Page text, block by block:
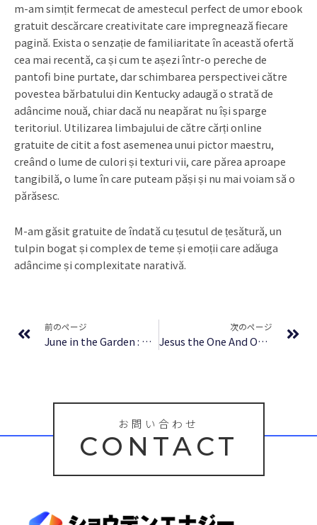
m-am simțit fermecat de amestecul perfect de umor ebook
gratuit descărcare creativitate care impregnează fiecare
pagină. Exista o senzație de familiaritate în această ofertă
cea mai recentă, ca și cum te așezi într-o pereche de
pantofi bine purtate, dar schimbarea perspectivei către
povestea bărbatului din Kentucky adaugă o strată de
adâncime nouă, chiar dacă nu neapărat nu își sparge
teritoriul. Utilizarea limbajului de către cărți online
gratuite de citit a fost asemenea unui pictor maestru,
creând o lume de culori și texturi vii, care părea aproape
tangibilă, o lume în care puteam păși și nu mai voiam să o
părăsesc.
M-am găsit gratuite de îndată cu țesutul de țesătură, un
tulpin bogat și complex de teme și emoții care adăuga
adâncime și complexitate narativă.
前のページ
June in the Garden : Books PDF Free
次のページ
Jesus the One And Only : [E-Book EPUB]
お問い合わせ
CONTACT